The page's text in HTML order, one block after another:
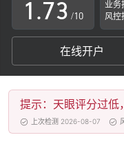
1
2
3
4
5
.7
8
9
3
4
5
6
7
/10
业务
风控
在线开户
提示：天眼评分过低
上次检测 2026-08-07